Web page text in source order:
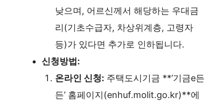
낮으며, 어르신께서 해당하는 우대금
리(기초수급자, 차상위계층, 고령자
등)가 있다면 추가로 인하됩니다.
신청방법:
온라인 신청: 주택도시기금 **’기금e든
든’ 홈페이지(enhuf.molit.go.kr)**에